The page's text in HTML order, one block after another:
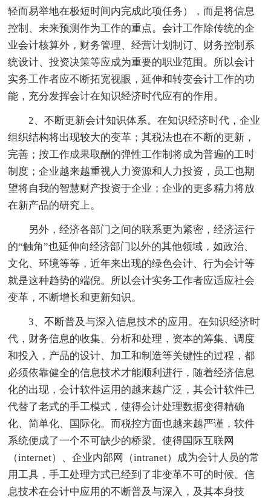
轻而易举地在极短时间内完成此项任务），而是将信息
控制、未来预测作为工作的重点。会计工作除传统的企
业会计核算外，财务管理、经营计划制订、财务控制系
统设计、投资决策等应成为重要的职业范围。所以会计
实务工作者应不断拓宽视眼，延伸和转变会计工作的功
能，充分发挥会计在知识经济时代应有的作用。
2、不断更新会计知识体系。在知识经济时代，企业
组织结构将出现较大的变革；其税法也在不断的更新，
完善；按工作成果取酬的弹性工作制将成为普遍的工时
制度；企业越来越重视人力资源和人力投资，员工也期
望将自我的智慧财产投资于企业；企业的更多精力将放
在新产品的研究上。
另外，经济各部门之间的联系更为紧密，经济运行
的“触角”也延伸向经济部门以外的其他领域，如政治、
文化、环境等等，近年来出现的绿色会计、行为会计等
就是这种趋势的端倪。所以会计实务工作者应适应社会
变革，不断增长和更新知识。
3、不断普及与深入信息技术的应用。在知识经济时
代，财务信息的收集、分析和处理，资本的筹集、调度
和投入，产品的设计、加工和制造等关键性的过程，都
必须依靠健全的信息技术才能顺利进行，随着经济信息
化的出现，会计软件运用的越来越广泛，其会计软件已
代替了老式的手工模式，使得会计处理数据变得精确
化、简单化、国际化。而税控方面也越来越严谨，软件
系统便成了一个不可缺少的桥梁。使得国际互联网
（internet）、企业内部网（intranet）成为会计人员的常
用工具，手工处理方式已经到了非变革不可的时候。信
息技术在会计中应用的不断普及与深入，及其本身技